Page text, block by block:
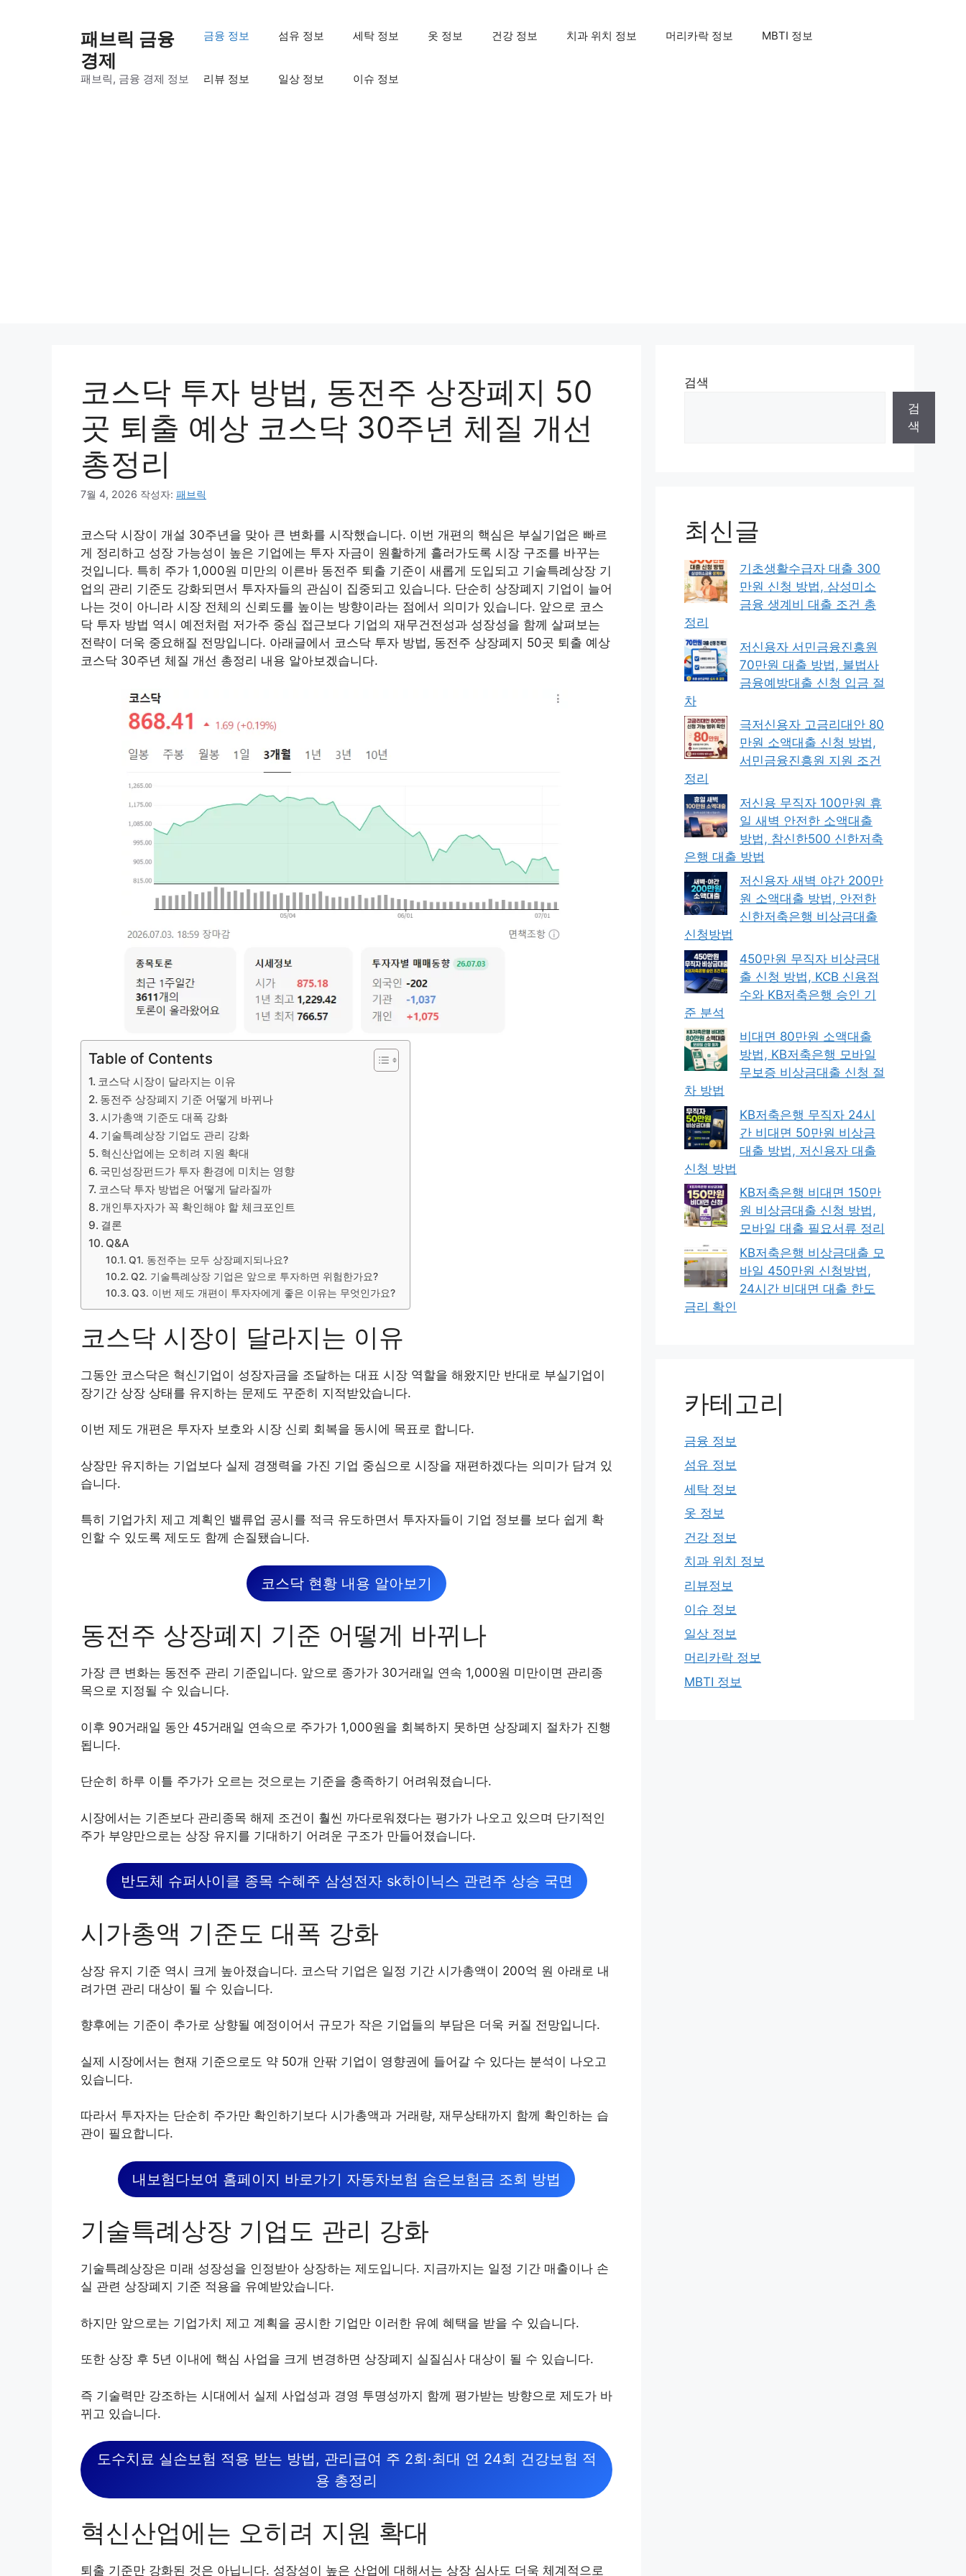
패브릭 금융
경제
패브릭, 금융 경제 정보
금융 정보 섬유 정보 세탁 정보 옷 정보 건강 정보 치과 위치 정보 머리카락 정보 MBTI 정보
리뷰 정보 일상 정보 이슈 정보
코스닥 투자 방법, 동전주 상장폐지 50
곳 퇴출 예상 코스닥 30주년 체질 개선
총정리
7월 4, 2026 작성자: 패브릭
코스닥 시장이 개설 30주년을 맞아 큰 변화를 시작했습니다. 이번 개편의 핵심은 부실기업은 빠르
게 정리하고 성장 가능성이 높은 기업에는 투자 자금이 원활하게 흘러가도록 시장 구조를 바꾸는
것입니다. 특히 주가 1,000원 미만의 이른바 동전주 퇴출 기준이 새롭게 도입되고 기술특례상장 기
업의 관리 기준도 강화되면서 투자자들의 관심이 집중되고 있습니다. 단순히 상장폐지 기업이 늘어
나는 것이 아니라 시장 전체의 신뢰도를 높이는 방향이라는 점에서 의미가 있습니다. 앞으로 코스
닥 투자 방법 역시 예전처럼 저가주 중심 접근보다 기업의 재무건전성과 성장성을 함께 살펴보는
전략이 더욱 중요해질 전망입니다. 아래글에서 코스닥 투자 방법, 동전주 상장폐지 50곳 퇴출 예상
코스닥 30주년 체질 개선 총정리 내용 알아보겠습니다.
Table of Contents
코스닥 시장이 달라지는 이유
동전주 상장폐지 기준 어떻게 바뀌나
시가총액 기준도 대폭 강화
기술특례상장 기업도 관리 강화
혁신산업에는 오히려 지원 확대
국민성장펀드가 투자 환경에 미치는 영향
코스닥 투자 방법은 어떻게 달라질까
개인투자자가 꼭 확인해야 할 체크포인트
결론
Q&A
Q1. 동전주는 모두 상장폐지되나요?
Q2. 기술특례상장 기업은 앞으로 투자하면 위험한가요?
Q3. 이번 제도 개편이 투자자에게 좋은 이유는 무엇인가요?
코스닥 시장이 달라지는 이유
그동안 코스닥은 혁신기업이 성장자금을 조달하는 대표 시장 역할을 해왔지만 반대로 부실기업이
장기간 상장 상태를 유지하는 문제도 꾸준히 지적받았습니다.
이번 제도 개편은 투자자 보호와 시장 신뢰 회복을 동시에 목표로 합니다.
상장만 유지하는 기업보다 실제 경쟁력을 가진 기업 중심으로 시장을 재편하겠다는 의미가 담겨 있
습니다.
특히 기업가치 제고 계획인 밸류업 공시를 적극 유도하면서 투자자들이 기업 정보를 보다 쉽게 확
인할 수 있도록 제도도 함께 손질됐습니다.
코스닥 현황 내용 알아보기
동전주 상장폐지 기준 어떻게 바뀌나
가장 큰 변화는 동전주 관리 기준입니다. 앞으로 종가가 30거래일 연속 1,000원 미만이면 관리종
목으로 지정될 수 있습니다.
이후 90거래일 동안 45거래일 연속으로 주가가 1,000원을 회복하지 못하면 상장폐지 절차가 진행
됩니다.
단순히 하루 이틀 주가가 오르는 것으로는 기준을 충족하기 어려워졌습니다.
시장에서는 기존보다 관리종목 해제 조건이 훨씬 까다로워졌다는 평가가 나오고 있으며 단기적인
주가 부양만으로는 상장 유지를 기대하기 어려운 구조가 만들어졌습니다.
반도체 슈퍼사이클 종목 수혜주 삼성전자 sk하이닉스 관련주 상승 국면
시가총액 기준도 대폭 강화
상장 유지 기준 역시 크게 높아졌습니다. 코스닥 기업은 일정 기간 시가총액이 200억 원 아래로 내
려가면 관리 대상이 될 수 있습니다.
향후에는 기준이 추가로 상향될 예정이어서 규모가 작은 기업들의 부담은 더욱 커질 전망입니다.
실제 시장에서는 현재 기준으로도 약 50개 안팎 기업이 영향권에 들어갈 수 있다는 분석이 나오고
있습니다.
따라서 투자자는 단순히 주가만 확인하기보다 시가총액과 거래량, 재무상태까지 함께 확인하는 습
관이 필요합니다.
내보험다보여 홈페이지 바로가기 자동차보험 숨은보험금 조회 방법
기술특례상장 기업도 관리 강화
기술특례상장은 미래 성장성을 인정받아 상장하는 제도입니다. 지금까지는 일정 기간 매출이나 손
실 관련 상장폐지 기준 적용을 유예받았습니다.
하지만 앞으로는 기업가치 제고 계획을 공시한 기업만 이러한 유예 혜택을 받을 수 있습니다.
또한 상장 후 5년 이내에 핵심 사업을 크게 변경하면 상장폐지 실질심사 대상이 될 수 있습니다.
즉 기술력만 강조하는 시대에서 실제 사업성과 경영 투명성까지 함께 평가받는 방향으로 제도가 바
뀌고 있습니다.
도수치료 실손보험 적용 받는 방법, 관리급여 주 2회·최대 연 24회 건강보험 적
용 총정리
혁신산업에는 오히려 지원 확대
퇴출 기준만 강화된 것은 아닙니다. 성장성이 높은 산업에 대해서는 상장 심사도 더욱 체계적으로
검색
검
색
최신글
기초생활수급자 대출 300
만원 신청 방법, 삼성미소
금융 생계비 대출 조건 총
정리
저신용자 서민금융진흥원
70만원 대출 방법, 불법사
금융예방대출 신청 입금 절
차
극저신용자 고금리대안 80
만원 소액대출 신청 방법,
서민금융진흥원 지원 조건
정리
저신용 무직자 100만원 휴
일 새벽 안전한 소액대출
방법, 참신한500 신한저축
은행 대출 방법
저신용자 새벽 야간 200만
원 소액대출 방법, 안전한
신한저축은행 비상금대출
신청방법
450만원 무직자 비상금대
출 신청 방법, KCB 신용점
수와 KB저축은행 승인 기
준 분석
비대면 80만원 소액대출
방법, KB저축은행 모바일
무보증 비상금대출 신청 절
차 방법
KB저축은행 무직자 24시
간 비대면 50만원 비상금
대출 방법, 저신용자 대출
신청 방법
KB저축은행 비대면 150만
원 비상금대출 신청 방법,
모바일 대출 필요서류 정리
KB저축은행 비상금대출 모
바일 450만원 신청방법,
24시간 비대면 대출 한도
금리 확인
카테고리
금융 정보
섬유 정보
세탁 정보
옷 정보
건강 정보
치과 위치 정보
리뷰정보
이슈 정보
일상 정보
머리카락 정보
MBTI 정보